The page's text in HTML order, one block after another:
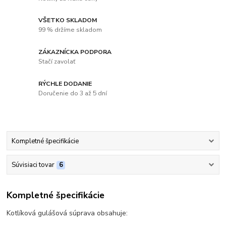
VŠETKO SKLADOM
99 % držíme skladom
ZÁKAZNÍCKA PODPORA
Stačí zavolať
RÝCHLE DODANIE
Doručenie do 3 až 5 dní
Kompletné špecifikácie
Súvisiaci tovar 6
Kompletné špecifikácie
Kotlíková gulášová súprava obsahuje: